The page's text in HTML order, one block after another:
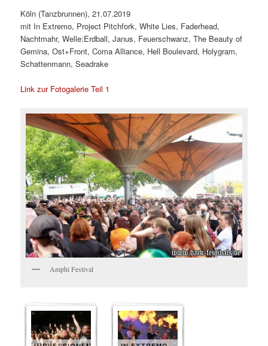
Köln (Tanzbrunnen), 21.07.2019
mit In Extremo, Project Pitchfork, White Lies, Faderhead,
Nachtmahr, Welle:Erdball, Janus, Feuerschwanz, The Beauty of
Gemina, Ost+Front, Coma Alliance, Hell Boulevard, Holygram,
Schattenmann, Seadrake
Link zur Fotogalerie Teil 1
Amphi Festival